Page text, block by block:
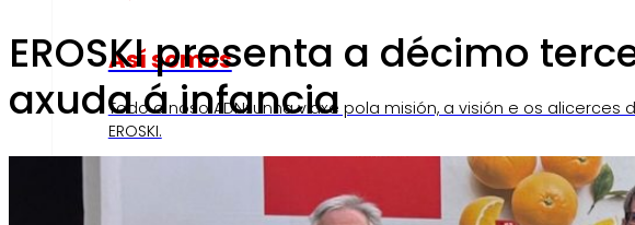
Así somos
Todo o noso ADN: unha viaxe pola misión, a visión e os alicerces
EROSKI.
EROSKI presenta a décimo
axuda á infancia